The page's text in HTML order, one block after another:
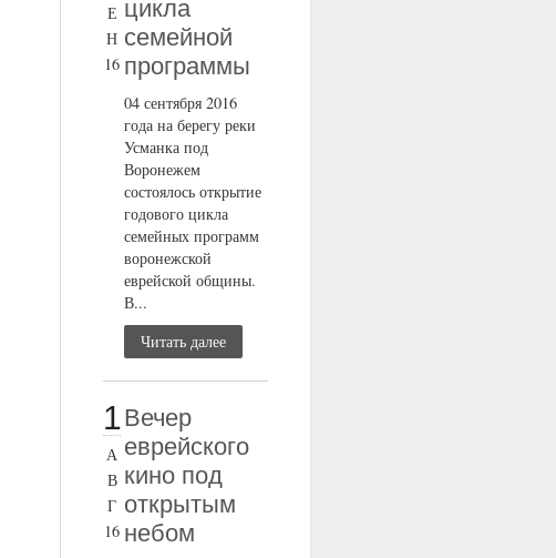
Е
Н
16
цикла
семейной
программы
04 сентября 2016
года на берегу реки
Усманка под
Воронежем
состоялось открытие
годового цикла
семейных программ
воронежской
еврейской общины.
В...
Читать далее
1
А
В
Г
16
Вечер
еврейского
кино под
открытым
небом